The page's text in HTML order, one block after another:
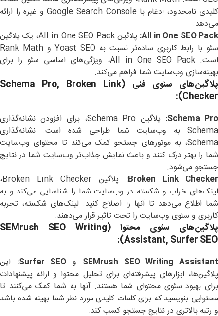
کلیدی نامحدود، ادغام با Google Search Console و غیره را ارائه
می‌دهد.
All in One SEO Pack:
پلاگین All in One SEO Pack، یک پلاگین
سئو با رابط کاربری ساده‌تر نسبت به Yoast SEO و Rank Math
است. All in One SEO Pack، ویژگی‌های اساسی سئو را برای
بهینه‌سازی وب‌سایت شما فراهم می‌کند.
پلاگین‌های سئوی فنی
(Schema Pro, Broken Link
Checker):
Schema Pro:
پلاگین Schema Pro، برای افزودن نشانه‌گذاری
Schema به وب‌سایت شما طراحی شده است. نشانه‌گذاری
Schema، به موتورهای جستجو کمک می‌کند تا محتوای وب‌سایت
شما را بهتر درک کنند و باعث نمایش جذاب‌تر وب‌سایت شما در نتایج
جستجو می‌شود.
Broken Link Checker:
پلاگین Broken Link Checker،
لینک‌های خراب و شکسته در وب‌سایت شما را شناسایی می‌کند و به
شما اطلاع می‌دهد تا آنها را اصلاح کنید. لینک‌های شکسته، تجربه
کاربری و سئوی وب‌سایت را تحت تاثیر قرار می‌دهند.
پلاگین‌های سئوی محتوا
(SEMrush SEO Writing
Assistant, Surfer SEO):
SEMrush SEO Writing Assistant و Surfer SEO:
این
پلاگین‌ها، ابزارهای پیشرفته‌ای برای تحلیل محتوا و ارائه پیشنهادات
برای بهبود سئوی محتوای شما هستند. آنها به شما کمک می‌کنند تا
محتوایی بنویسید که برای کلمات کلیدی مورد نظر شما بهینه شده باشد
و رتبه بالاتری در نتایج جستجو کسب کند.